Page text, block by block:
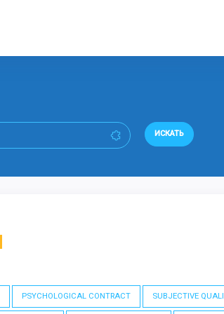
ИСКАТЬ
PSYCHOLOGICAL CONTRACT SUBJECTIVE